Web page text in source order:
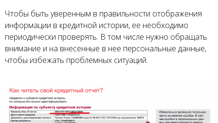
Чтобы быть уверенным в правильности отображения
информации в кредитной истории, ее необходимо
периодически проверять. В том числе нужно обращать
внимание и на внесенные в нее персональные данные,
чтобы избежать проблемных ситуаций.